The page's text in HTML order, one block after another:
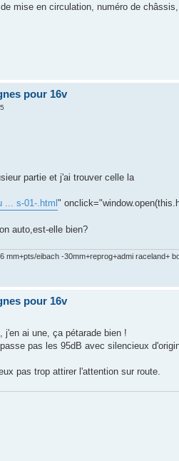
mise en circulation, numéro de
pour 16v
partie et j'ai trouver celle la
... s-01-.html "
auto,est-elle bien?
mm+pts/eibach -30mm+reprog+admi raceland+
pour 16v
j'en ai une, ça pétarade bien !
pas les 95dB avec silencieux
pas trop attirer l'attention sur route.